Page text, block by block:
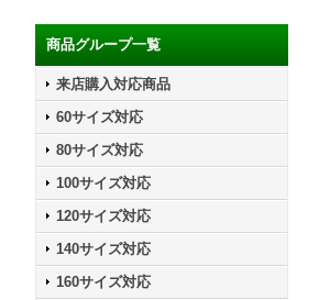
商品グループ一覧
来店購入対応商品
60サイズ対応
80サイズ対応
100サイズ対応
120サイズ対応
140サイズ対応
160サイズ対応